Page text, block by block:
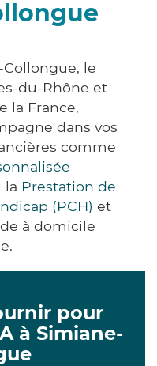
le
du-Rhône et
la France,
dans vos
comme
la Prestation de
(PCH) et
à domicile
pour
à Simiane-